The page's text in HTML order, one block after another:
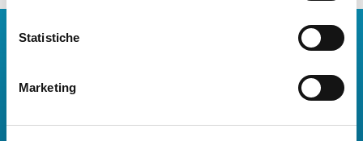
Statistiche
Marketing
The Guide to Naples International Airport Services!
Real-time information on flights, all services and